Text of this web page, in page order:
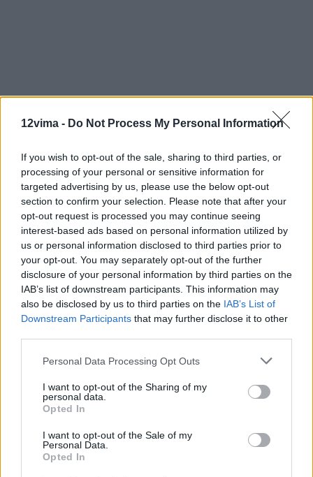
12vima - Do Not Process My Personal Information
If you wish to opt-out of the sale, sharing to third parties, or
processing of your personal or sensitive information for
targeted advertising by us, please use the below opt-out
section to confirm your selection. Please note that after your
opt-out request is processed you may continue seeing
interest-based ads based on personal information utilized by
us or personal information disclosed to third parties prior to
your opt-out. You may separately opt-out of the further
disclosure of your personal information by third parties on the
IAB’s list of downstream participants. This information may
also be disclosed by us to third parties on the IAB’s List of
Downstream Participants that may further disclose it to other
Personal Data Processing Opt Outs
I want to opt-out of the Sharing of my
personal data.
Opted In
I want to opt-out of the Sale of my
Personal Data.
Opted In